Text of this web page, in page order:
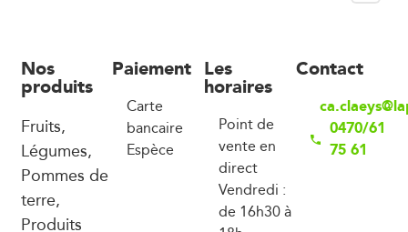
Nos
produits
Fruits,
Légumes,
Pommes de
terre,
Produits
Paiement
Carte
bancaire
Espèce
Les
horaires
Point de
vente en
direct
Vendredi :
de 16h30 à
Contact
0470/61
75 61